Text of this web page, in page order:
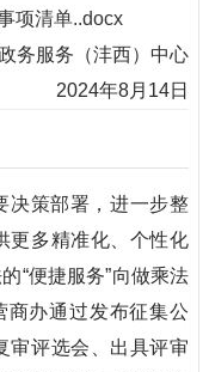
项清单..docx
务服务（沣西）中心
2024年8月14日
决策部署，进一步整
更多精准化、个性化
“便捷服务”向做乘法
商办通过发布征集公
审评选会、出具评审